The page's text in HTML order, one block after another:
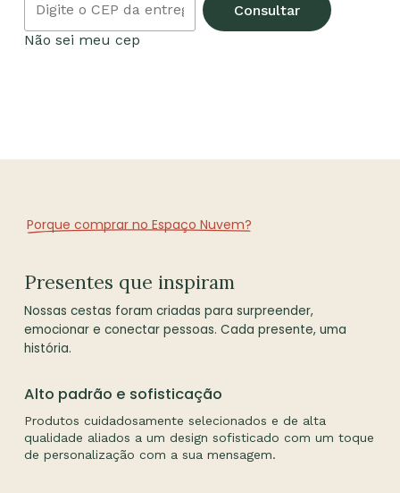
Consultar
Não sei meu cep
Porque comprar no Espaço Nuvem?
Presentes que inspiram
Nossas cestas foram criadas para surpreender,
emocionar e conectar pessoas. Cada presente, uma
história.
Alto padrão e sofisticação
Produtos cuidadosamente selecionados e de alta
qualidade aliados a um design sofisticado com um toque
de personalização com a sua mensagem.